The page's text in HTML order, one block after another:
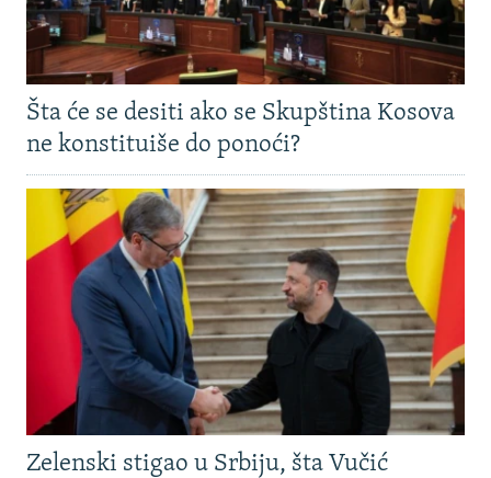
Šta će se desiti ako se Skupština Kosova
ne konstituiše do ponoći?
Zelenski stigao u Srbiju, šta Vučić